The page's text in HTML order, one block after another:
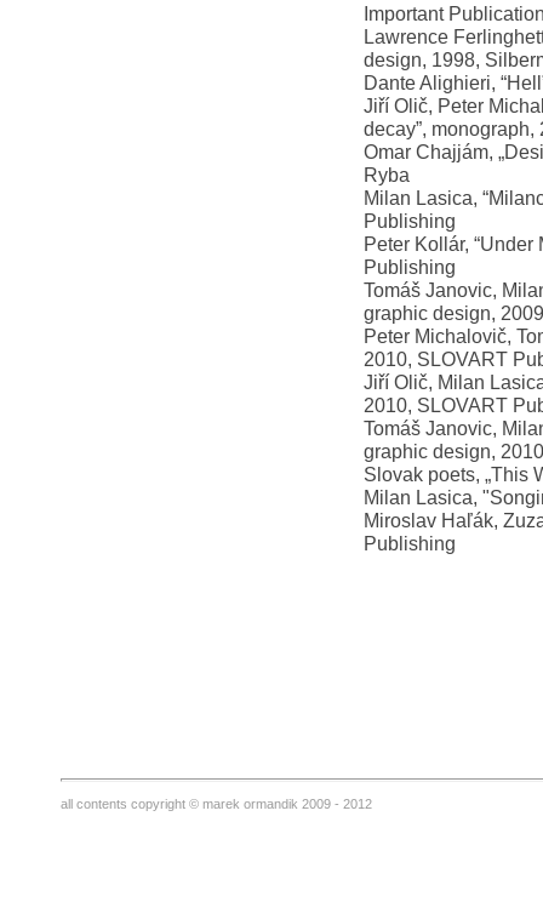
Important
Lawrence
design, 1998,
Dante Alighieri,
Jiří Olič, Peter
decay”,
Omar Chajjám,
Ryba
Milan Lasica,
Publishing
Peter Kollár,
Publishing
Tomáš Janovic,
graphic design,
Peter Michalovič,
2010, SLOVART
Jiří Olič, Milan
2010, SLOVART
Tomáš Janovic,
graphic design,
Slovak poets, „This
Milan Lasica,
Miroslav Haľák,
Publishing
all contents copyright © marek ormandik 2009 - 2012